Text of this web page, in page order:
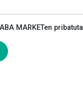
MARKETen